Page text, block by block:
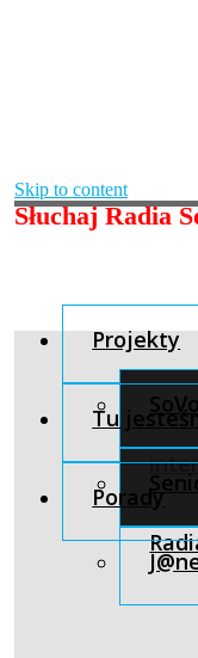
Skip to content
Słuchaj Radia
Projekty
Tu
Porady